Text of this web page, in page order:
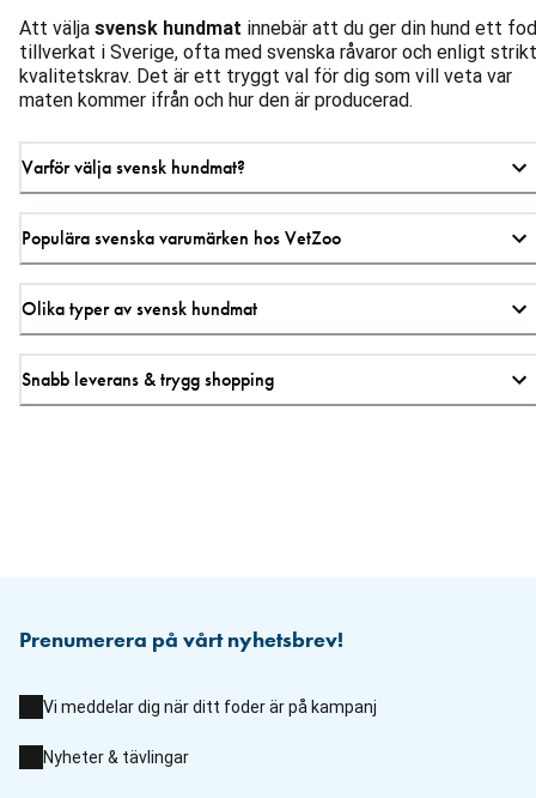
Att välja svensk hundmat innebär att du ger din hund ett
tillverkat i Sverige, ofta med svenska råvaror och enligt
kvalitetskrav. Det är ett tryggt val för dig som vill veta var
maten kommer ifrån och hur den är producerad.
Varför välja svensk hundmat?
Populära svenska varumärken hos VetZoo
Olika typer av svensk hundmat
Snabb leverans & trygg shopping
Prenumerera på vårt nyhetsbrev!
Vi meddelar dig när ditt foder är på kampanj
Nyheter & tävlingar